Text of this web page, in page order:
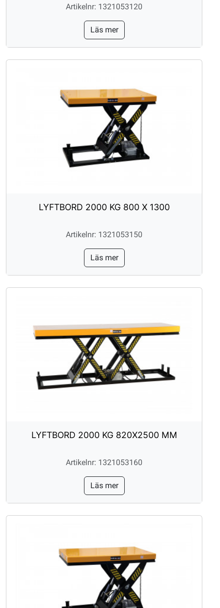
Artikelnr: 1321053120
Läs mer
LYFTBORD 2000 KG 800 X 1300
Artikelnr: 1321053150
Läs mer
LYFTBORD 2000 KG 820X2500 MM
Artikelnr: 1321053160
Läs mer